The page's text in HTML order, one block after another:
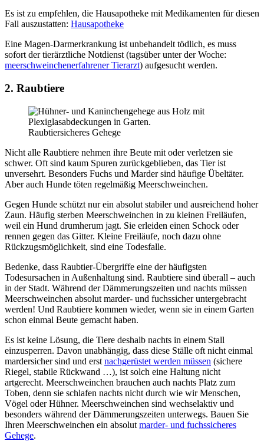
Es ist zu empfehlen, die Hausapotheke mit Medikamenten für diesen
Fall auszustatten: Hausapotheke
Eine Magen-Darmerkrankung ist unbehandelt tödlich, es muss
sofort der tierärztliche Notdienst (tagsüber unter der Woche:
meerschweinchenerfahrener Tierarzt) aufgesucht werden.
2. Raubtiere
Raubtiersicheres Gehege
Nicht alle Raubtiere nehmen ihre Beute mit oder verletzen sie
schwer. Oft sind kaum Spuren zurückgeblieben, das Tier ist
unversehrt. Besonders Fuchs und Marder sind häufige Übeltäter.
Aber auch Hunde töten regelmäßig Meerschweinchen.
Gegen Hunde schützt nur ein absolut stabiler und ausreichend hoher
Zaun. Häufig sterben Meerschweinchen in zu kleinen Freiläufen,
weil ein Hund drumherum jagt. Sie erleiden einen Schock oder
rennen gegen das Gitter. Kleine Freiläufe, noch dazu ohne
Rückzugsmöglichkeit, sind eine Todesfalle.
Bedenke, dass Raubtier-Übergriffe eine der häufigsten
Todesursachen in Außenhaltung sind. Raubtiere sind überall – auch
in der Stadt. Während der Dämmerungszeiten und nachts müssen
Meerschweinchen absolut marder- und fuchssicher untergebracht
werden! Und Raubtiere kommen wieder, wenn sie in einem Garten
schon einmal Beute gemacht haben.
Es ist keine Lösung, die Tiere deshalb nachts in einem Stall
einzusperren. Davon unabhängig, dass diese Ställe oft nicht einmal
mardersicher sind und erst nachgerüstet werden müssen (sichere
Riegel, stabile Rückwand …), ist solch eine Haltung nicht
artgerecht. Meerschweinchen brauchen auch nachts Platz zum
Toben, denn sie schlafen nachts nicht durch wie wir Menschen,
Vögel oder Hühner. Meerschweinchen sind wechselaktiv und
besonders während der Dämmerungszeiten unterwegs. Bauen Sie
Ihren Meerschweinchen ein absolut marder- und fuchssicheres
Gehege.